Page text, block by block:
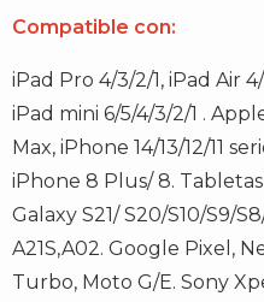
Compatible con:
iPad Pro 4/3/2/1, iPad Air
iPad mini 6/5/4/3/2/1 .
Max, iPhone 14/13/12/11
iPhone 8 Plus/ 8.
Galaxy S21/ S20/S10/S9/
A21S,A02. Google Pixel,
Turbo, Moto G/E. Sony